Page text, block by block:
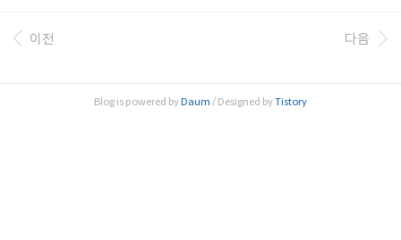
장의 패러다임이 인공지능과 빅데이터를 중심으로 재구성되
는 상황이다. 인공지능의 보건의료분야 활용과 도입 경쟁이 치
황과 전망을 논의하는 자리가 마련됐다. 한국과학기술한림원
이전 다음
Blog is powered byDaum / Designed byTistory